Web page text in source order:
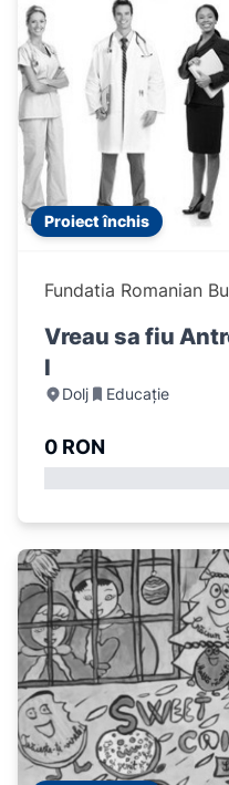
Proiect închis
Fundatia Romanian
Vreau sa fiu
I
Dolj Educație
0 RON